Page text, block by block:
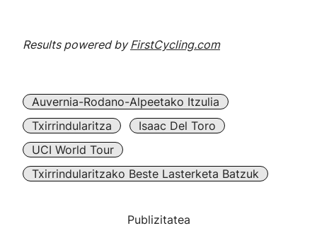
Results powered byFirstCycling.com
Auvernia-Rodano-Alpeetako Itzulia
Txirrindularitza
Isaac Del Toro
UCI World Tour
Txirrindularitzako Beste Lasterketa Batzuk
Publizitatea